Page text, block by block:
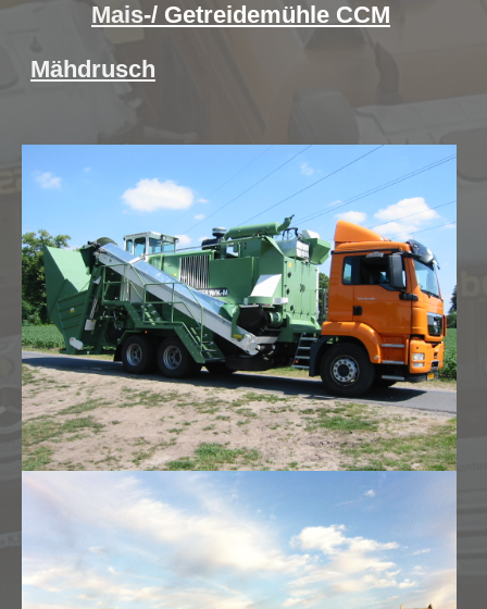
Mais-/ Getreidemühle CCM
Mähdrusch